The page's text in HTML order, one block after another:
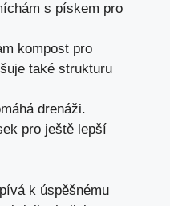
s pískem pro
kompost pro
také strukturu
drenáži.
pro ještě lepší
k úspěšnému